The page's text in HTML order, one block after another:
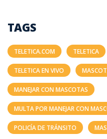
TAGS
TELETICA.COM TELETICA
TELETICA EN VIVO
MANEJAR CON MASCOTAS
MULTA POR MANEJAR CON
POLICÍA DE TRÁNSITO